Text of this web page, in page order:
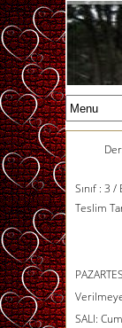
Sınıf : 3 /
Teslim
SALI: